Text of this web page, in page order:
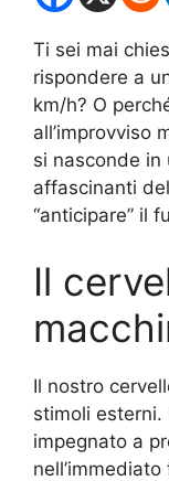
Ti sei mai
rispondere a
km/h? O
all’improvviso
si nasconde in
affascinanti
“anticipare” il
Il
Il nostro
stimoli esterni.
impegnato a